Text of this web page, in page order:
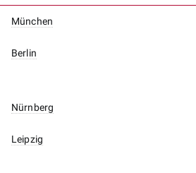
München
Berlin
Nürnberg
Leipzig